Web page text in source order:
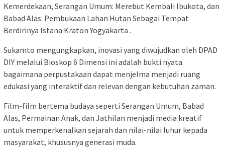
Kemerdekaan, Serangan Umum: Merebut Kembali Ibukota, dan
Babad Alas: Pembukaan Lahan Hutan Sebagai Tempat
Berdirinya Istana Kraton Yogyakarta .
Sukamto mengungkapkan, inovasi yang diwujudkan oleh DPAD
DIY melalui Bioskop 6 Dimensi ini adalah bukti nyata
bagaimana perpustakaan dapat menjelma menjadi ruang
edukasi yang interaktif dan relevan dengan kebutuhan zaman.
Film-film bertema budaya seperti Serangan Umum, Babad
Alas, Permainan Anak, dan Jathilan menjadi media kreatif
untuk memperkenalkan sejarah dan nilai-nilai luhur kepada
masyarakat, khususnya generasi muda.